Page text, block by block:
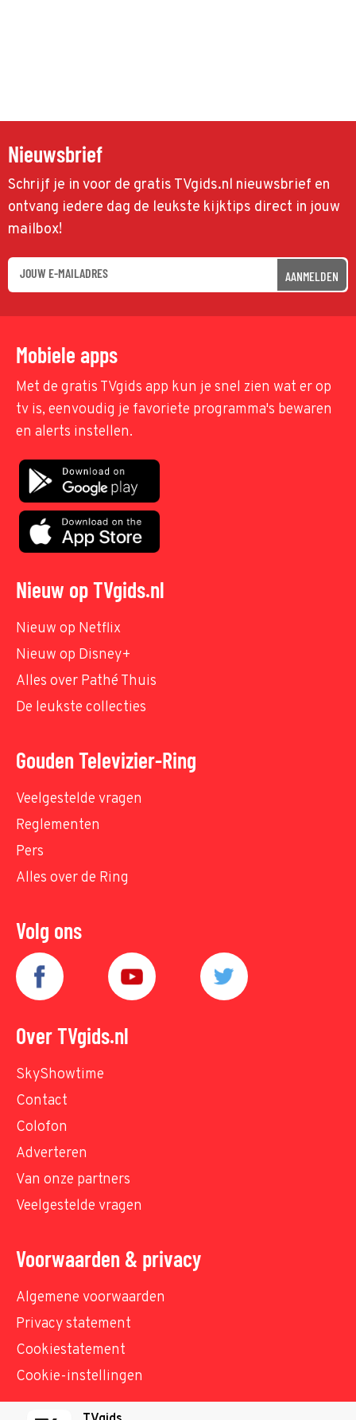
Nieuwsbrief
Schrijf je in voor de gratis TVgids.nl nieuwsbrief en
ontvang iedere dag de leukste kijktips direct in jouw
mailbox!
AANMELDEN
Mobiele apps
Met de gratis TVgids app kun je snel zien wat er op
tv is, eenvoudig je favoriete programma's bewaren
en alerts instellen.
Nieuw op TVgids.nl
Nieuw op Netflix
Nieuw op Disney+
Alles over Pathé Thuis
De leukste collecties
Gouden Televizier-Ring
Veelgestelde vragen
Reglementen
Pers
Alles over de Ring
Volg ons
Over TVgids.nl
SkyShowtime
Contact
Colofon
Adverteren
Van onze partners
Veelgestelde vragen
Voorwaarden & privacy
Algemene voorwaarden
Privacy statement
Cookiestatement
Cookie-instellingen